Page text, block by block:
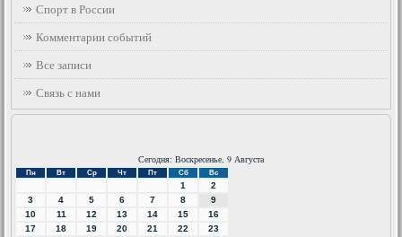
Спорт в России
Комментарии событий
Все записи
Связь с нами
Сегодня: Воскресенье, 9 Августа
Пн Вт Ср Чт Пт Сб Вс
1
2
3
4 5 6 7 8
9
10
11 12 13 14 15
16
17
18 19 20 21 22
23